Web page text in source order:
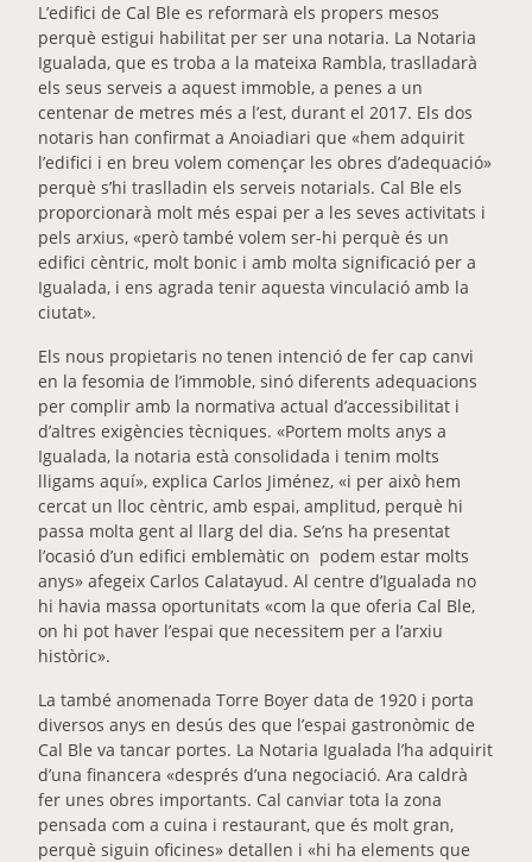
L’edifici de Cal Ble es reformarà els propers mesos
perquè estigui habilitat per ser una notaria. La Notaria
Igualada, que es troba a la mateixa Rambla, traslladarà
els seus serveis a aquest immoble, a penes a un
centenar de metres més a l’est, durant el 2017. Els dos
notaris han confirmat a Anoiadiari que «hem adquirit
l’edifici i en breu volem començar les obres d’adequació»
perquè s’hi traslladin els serveis notarials. Cal Ble els
proporcionarà molt més espai per a les seves activitats i
pels arxius, «però també volem ser-hi perquè és un
edifici cèntric, molt bonic i amb molta significació per a
Igualada, i ens agrada tenir aquesta vinculació amb la
ciutat».
Els nous propietaris no tenen intenció de fer cap canvi
en la fesomia de l’immoble, sinó diferents adequacions
per complir amb la normativa actual d’accessibilitat i
d’altres exigències tècniques. «Portem molts anys a
Igualada, la notaria està consolidada i tenim molts
lligams aquí», explica Carlos Jiménez, «i per això hem
cercat un lloc cèntric, amb espai, amplitud, perquè hi
passa molta gent al llarg del dia. Se’ns ha presentat
l’ocasió d’un edifici emblemàtic on podem estar molts
anys» afegeix Carlos Calatayud. Al centre d’Igualada no
hi havia massa oportunitats «com la que oferia Cal Ble,
on hi pot haver l’espai que necessitem per a l’arxiu
històric».
La també anomenada Torre Boyer data de 1920 i porta
diversos anys en desús des que l’espai gastronòmic de
Cal Ble va tancar portes. La Notaria Igualada l’ha adquirit
d’una financera «després d’una negociació. Ara caldrà
fer unes obres importants. Cal canviar tota la zona
pensada com a cuina i restaurant, que és molt gran,
perquè siguin oficines» detallen i «hi ha elements que